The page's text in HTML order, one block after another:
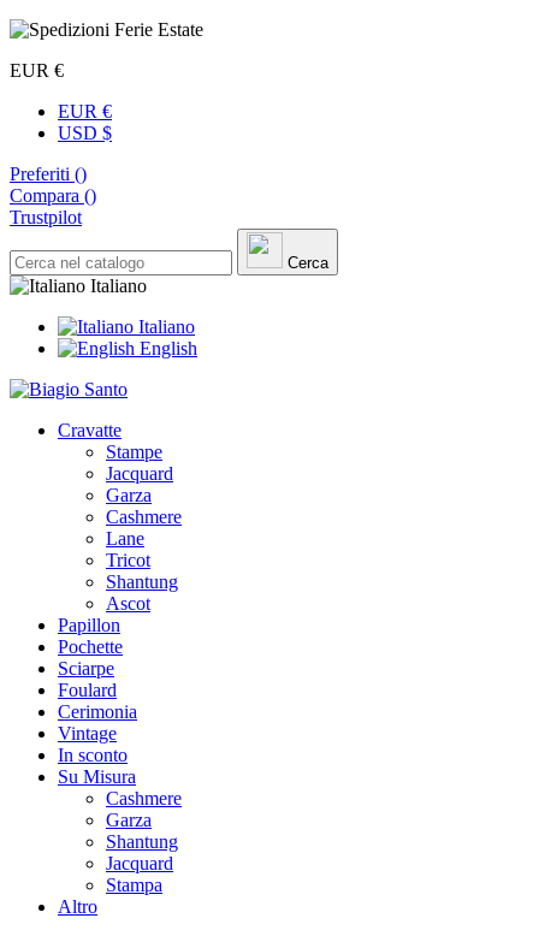
EUR €
EUR €
USD $
Preferiti ()
Compara ()
Trustpilot
Cerca
Italiano
Italiano
English
Cravatte
Stampe
Jacquard
Garza
Cashmere
Lane
Tricot
Shantung
Ascot
Papillon
Pochette
Sciarpe
Foulard
Cerimonia
Vintage
In sconto
Su Misura
Cashmere
Garza
Shantung
Jacquard
Stampa
Altro